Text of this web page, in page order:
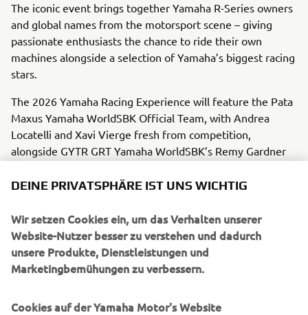
The iconic event brings together Yamaha R-Series owners
and global names from the motorsport scene – giving
passionate enthusiasts the chance to ride their own
machines alongside a selection of Yamaha’s biggest racing
stars.
The 2026 Yamaha Racing Experience will feature the Pata
Maxus Yamaha WorldSBK Official Team, with Andrea
Locatelli and Xavi Vierge fresh from competition,
alongside GYTR GRT Yamaha WorldSBK’s Remy Gardner
team, Yamalube YART, will also be in attendance, with
Marvin Fritz, Karel Hanika, and Leandro ‘Tati’ Mercado
further strengthening the list of stars set to join the
event.
sense of nostalgia to the event, with Yamaha’s most iconic
DEINE PRIVATSPHÄRE IST UNS WICHTIG
Wir setzen Cookies ein, um das Verhalten unserer
Website-Nutzer besser zu verstehen und dadurch
unsere Produkte, Dienstleistungen und
Marketingbemühungen zu verbessern.
Cookies auf der Yamaha Motor's Website